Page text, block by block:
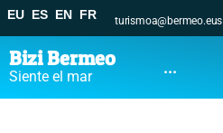
EU ES EN FR turismoa@bermeo.eus
Bizi Bermeo
Siente el mar ...